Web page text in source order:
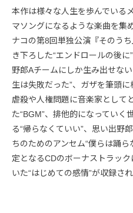
本作は様々な人生を歩んでいる
マソングになるような楽曲を集
ナコの第8回単独公演『そのう
き下ろした“エンドロールの後
野郎Aチームにしか生み出せな
生は失敗だった”、ガザを筆頭
虐殺や人権問題に音楽家として
た“BGM”、排他的になっていく
る“帰らなくていい”、思い出野
ちのためのアンセム“僕らは踊
定となるCDのボーナストラッ
いた“はじめての感情”が収録され